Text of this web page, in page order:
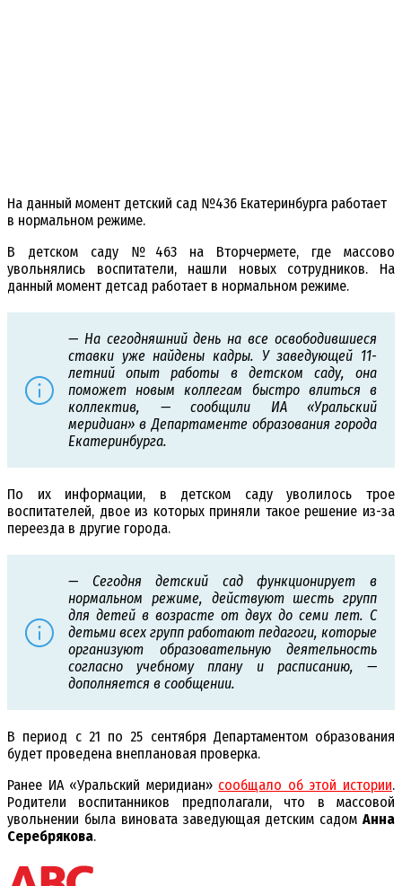
На данный момент детский сад №436 Екатеринбурга работает
в нормальном режиме.
В детском саду №463 на Вторчермете, где массово
увольнялись воспитатели, нашли новых сотрудников. На
данный момент детсад работает в нормальном режиме.
— На сегодняшний день на все освободившиеся
ставки уже найдены кадры. У заведующей 11-
летний опыт работы в детском саду, она
поможет новым коллегам быстро влиться в
коллектив, — сообщили ИА «Уральский
меридиан» в Департаменте образования города
Екатеринбурга.
По их информации, в детском саду уволилось трое
воспитателей, двое из которых приняли такое решение из-за
переезда в другие города.
— Сегодня детский сад функционирует в
нормальном режиме, действуют шесть групп
для детей в возрасте от двух до семи лет. С
детьми всех групп работают педагоги, которые
организуют образовательную деятельность
согласно учебному плану и расписанию, —
дополняется в сообщении.
В период с 21 по 25 сентября Департаментом образования
будет проведена внеплановая проверка.
Ранее ИА «Уральский меридиан» сообщало об этой истории.
Родители воспитанников предполагали, что в массовой
увольнении была виновата заведующая детским садом Анна
Серебрякова.